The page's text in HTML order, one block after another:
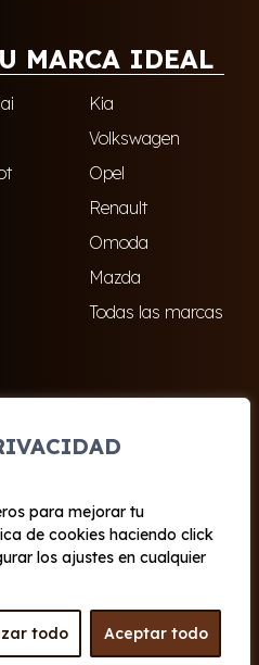
para mejorar tu
de cookies haciendo click
los ajustes en cualquier
todo Aceptar todo
MARCA IDEAL
Kia
Volkswagen
Opel
Renault
Omoda
Mazda
Todas las marcas
Roquetas de Mar
Cabo Renting